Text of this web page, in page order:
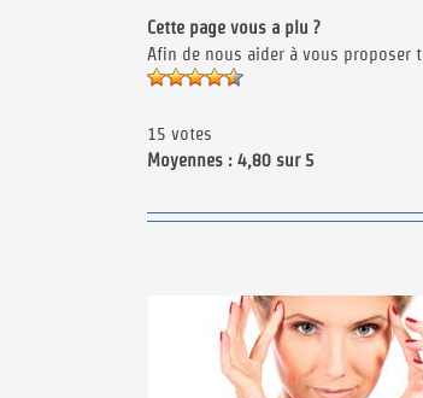
Cette page vous a plu ?
Afin de nous aider à vous proposer
15 votes
Moyennes : 4,80 sur 5